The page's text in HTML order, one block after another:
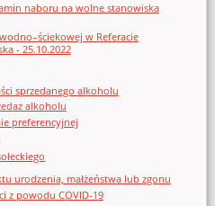
naboru na wolne stanowiska
w Referacie
- 25.10.2022
sprzedanego alkoholu
alkoholu
preferencyjnej
urodzenia, małżeństwa lub zgonu
z powodu COVID-19